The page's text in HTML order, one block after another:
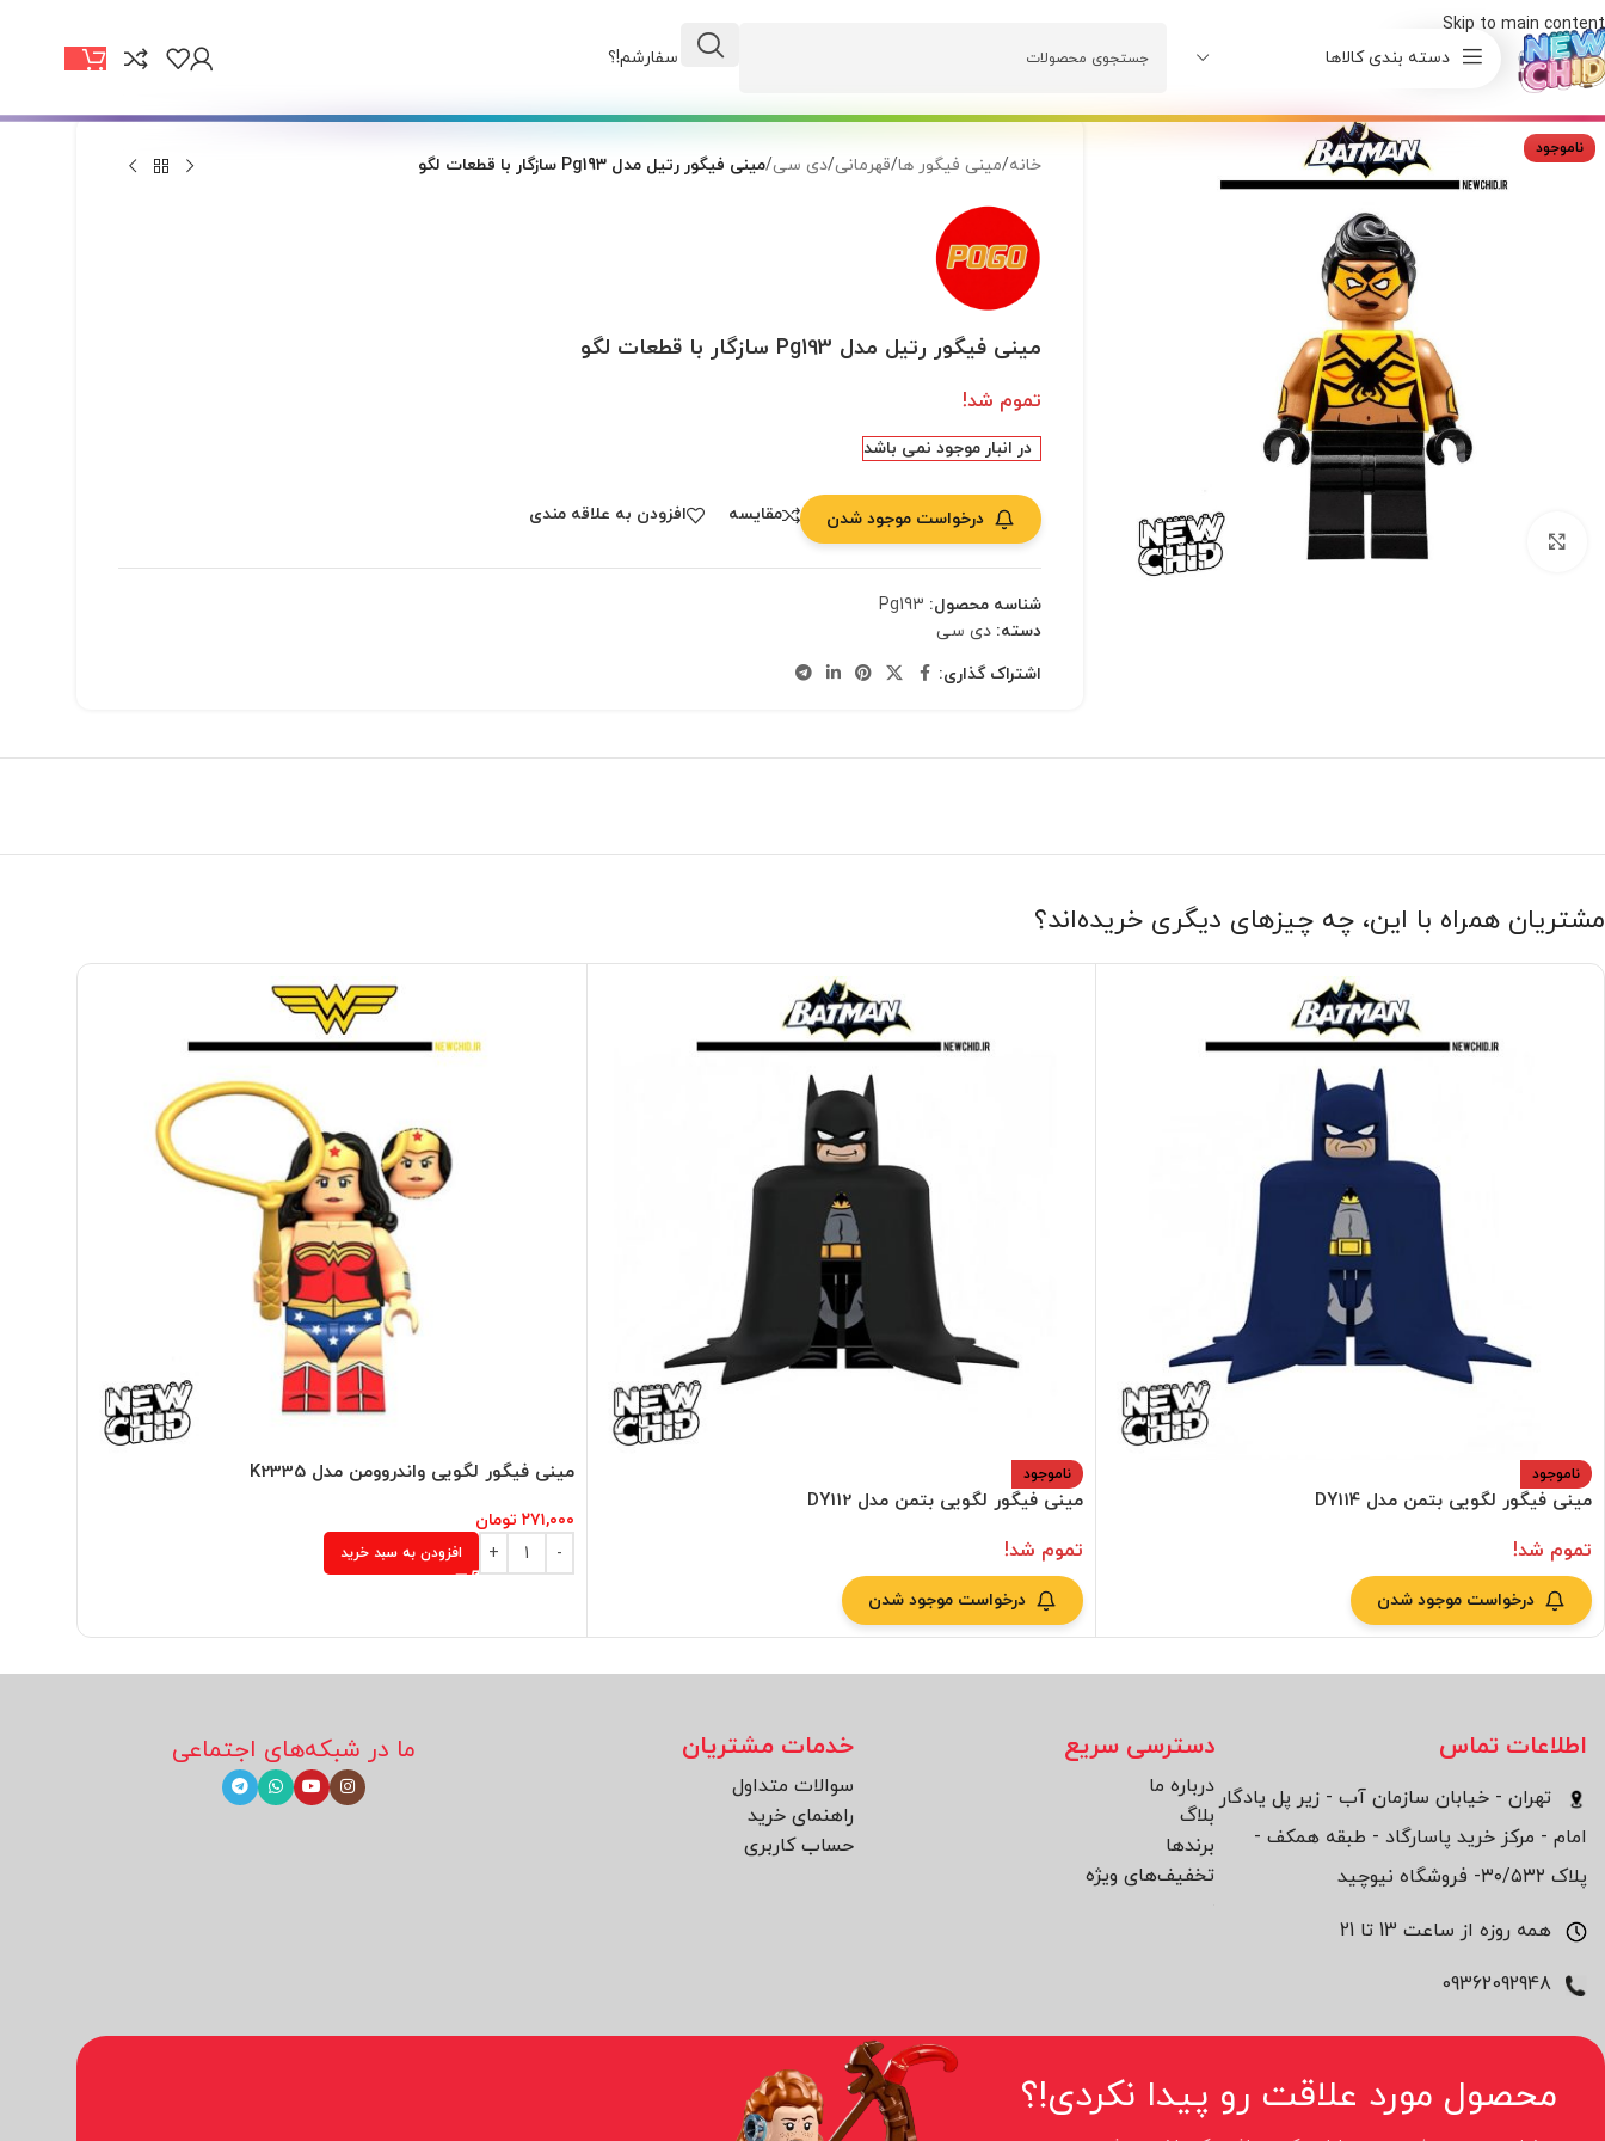
Skip to main content
دسته بندی کالاها
وضعیت سفارشم!؟
ناموجود
بزرگنمایی تصویر
خانه/مینی فیگور ها/قهرمانی/دی سی/مینی فیگور رتیل مدل Pg193 سازگار با قطعات لگو
مینی فیگور رتیل مدل Pg193 سازگار با قطعات لگو
تموم شد!
در انبار موجود نمی باشد
درخواست موجود شدن مقایسه افزودن به علاقه مندی
شناسه محصول: Pg193
دسته: دی سی
اشتراک گذاری:
مشتریان همراه با این، چه چیزهای دیگری خریده‌اند؟
ناموجود
مینی فیگور لگویی بتمن مدل DY114
تموم شد!
درخواست موجود شدن
ناموجود
مینی فیگور لگویی بتمن مدل DY112
تموم شد!
درخواست موجود شدن
مینی فیگور لگویی واندروومن مدل K2335
۲۷۱,۰۰۰ تومان
افزودن به سبد خرید
اطلاعات تماس
تهران - خیابان سازمان آب - زیر پل یادگار
امام - مرکز خرید پاسارگاد - طبقه همکف -
پلاک ۳۰/۵۳۲- فروشگاه نیوچید
همه روزه از ساعت 13 تا 21
دسترسی سریع
درباره ما
بلاگ
برند‌ها
تخفیف‌های ویژه
خدمات مشتریان
سوالات متداول
راهنمای خرید
حساب کاربری
ما در شبکه‌های اجتماعی
محصول مورد علاقت رو پیدا نکردی!؟